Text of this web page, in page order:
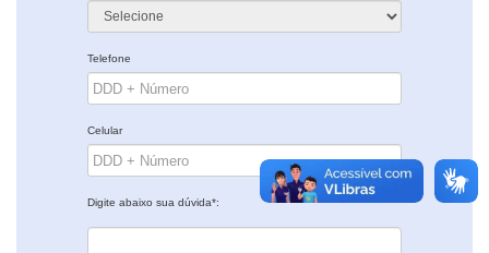
Telefone
Celular
Digite abaixo sua dúvida*: